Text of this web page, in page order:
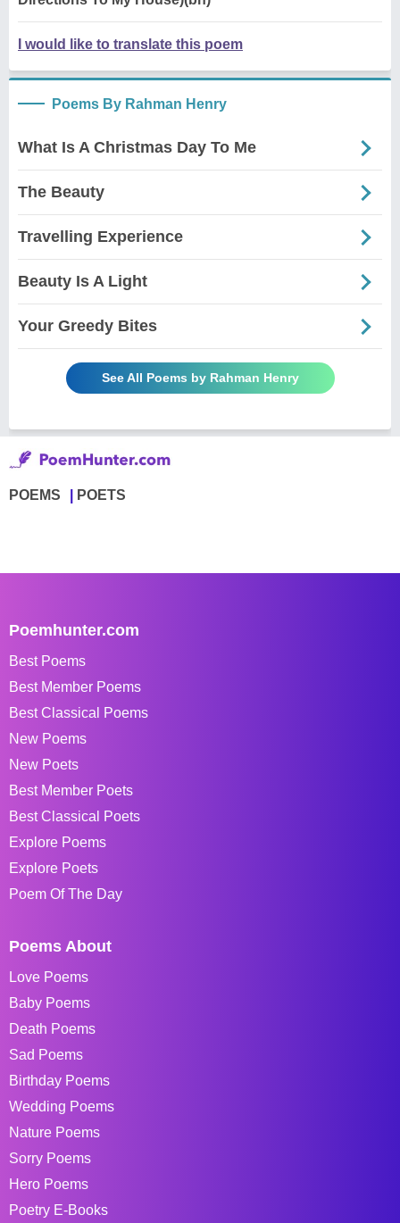
I would like to translate this poem
Poems By Rahman Henry
What Is A Christmas Day To Me
The Beauty
Travelling Experience
Beauty Is A Light
Your Greedy Bites
See All Poems by Rahman Henry
POEMS POETS
Poemhunter.com
Best Poems
Best Member Poems
Best Classical Poems
New Poems
New Poets
Best Member Poets
Best Classical Poets
Explore Poems
Explore Poets
Poem Of The Day
Poems About
Love Poems
Baby Poems
Death Poems
Sad Poems
Birthday Poems
Wedding Poems
Nature Poems
Sorry Poems
Hero Poems
Poetry E-Books